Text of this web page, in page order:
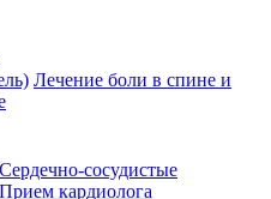
Лечение боли в спине и
Сердечно-сосудистые
Прием кардиолога